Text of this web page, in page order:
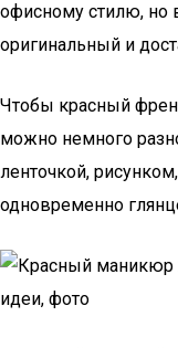
офисному стилю, но
оригинальный и
Чтобы красный
можно немного
ленточкой,
одновременно